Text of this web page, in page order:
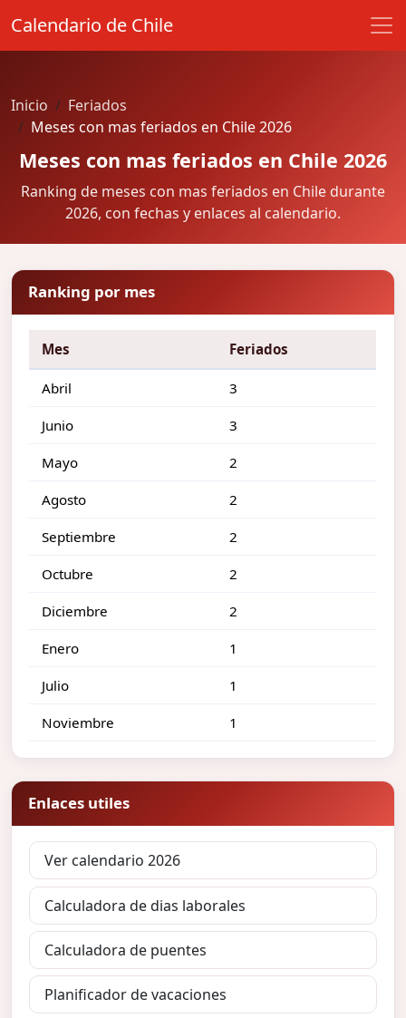
Calendario de Chile
Inicio
Feriados
Meses con mas feriados en Chile 2026
Meses con mas feriados en Chile 2026
Ranking de meses con mas feriados en Chile durante
2026, con fechas y enlaces al calendario.
Ranking por mes
Mes Feriados
Abril 3
Junio 3
Mayo 2
Agosto 2
Septiembre 2
Octubre 2
Diciembre 2
Enero 1
Julio 1
Noviembre 1
Enlaces utiles
Ver calendario 2026
Calculadora de dias laborales
Calculadora de puentes
Planificador de vacaciones